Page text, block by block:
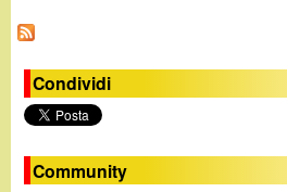
g
i
n
e
Condividi
Community